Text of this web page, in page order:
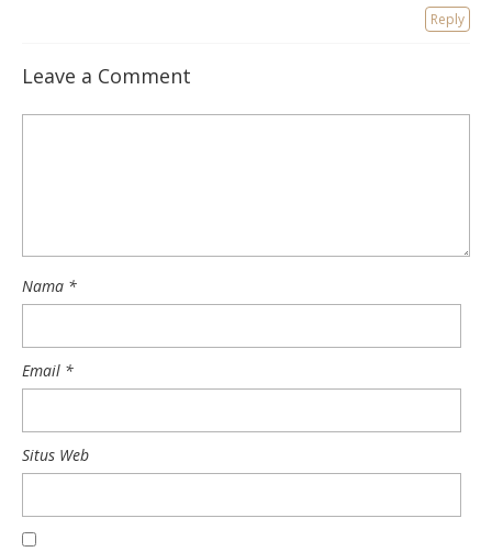
Reply
Leave a Comment
Nama *
Email *
Situs Web